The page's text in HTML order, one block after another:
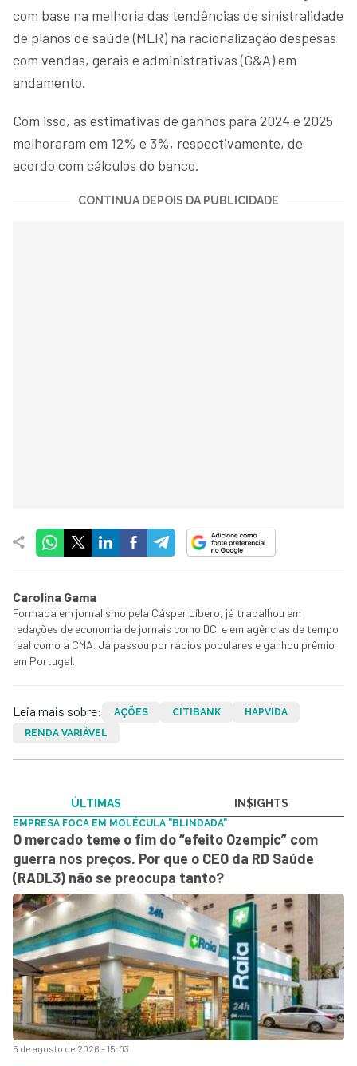
com base na melhoria das tendências de sinistralidade
de planos de saúde (MLR) na racionalização despesas
com vendas, gerais e administrativas (G&A) em
andamento.
Com isso, as estimativas de ganhos para 2024 e 2025
melhoraram em 12% e 3%, respectivamente, de
acordo com cálculos do banco.
CONTINUA DEPOIS DA PUBLICIDADE
Carolina Gama
Formada em jornalismo pela Cásper Líbero, já trabalhou em
redações de economia de jornais como DCI e em agências de tempo
real como a CMA. Já passou por rádios populares e ganhou prêmio
em Portugal.
Leia mais sobre: AÇÕES CITIBANK
HAPVIDA
RENDA VARIÁVEL
ÚLTIMAS IN$IGHTS
5 de agosto de 2026 - 15:03
EMPRESA FOCA EM MOLÉCULA "BLINDADA"
O mercado teme o fim do “efeito Ozempic” com
guerra nos preços. Por que o CEO da RD Saúde
(RADL3) não se preocupa tanto?